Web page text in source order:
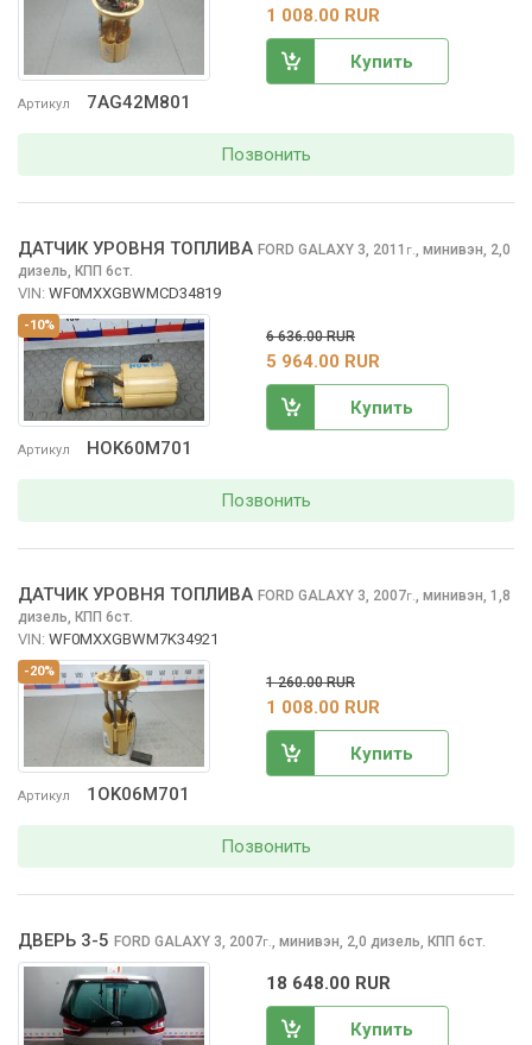
Артикул 7AG42M801
1 008.00 RUR
Купить
Позвонить
-10%
Артикул HOK60M701
ДАТЧИК УРОВНЯ ТОПЛИВА FORD GALAXY 3, 2011 г., минивэн, 2,0
дизель, КПП 6ст.
VIN: WF0MXXGBWMCD34819
6 636.00 RUR
5 964.00 RUR
Купить
Позвонить
-20%
Артикул 1OK06M701
ДАТЧИК УРОВНЯ ТОПЛИВА FORD GALAXY 3, 2007г., минивэн, 1,8
дизель, КПП 6ст.
VIN: WF0MXXGBWM7K34921
1 260.00 RUR
1 008.00 RUR
Купить
Позвонить
ДВЕРЬ 3-5 FORD GALAXY 3, 2007г., минивэн, 2,0 дизель, КПП 6ст.
18 648.00 RUR
Купить